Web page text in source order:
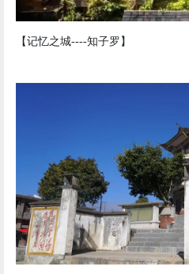
【记忆之城----知子罗】
【甲应村-梅里雪山】